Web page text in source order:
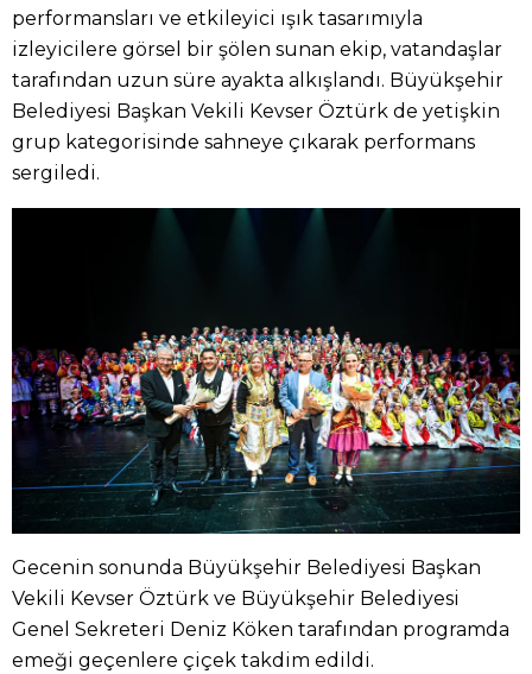
performansları ve etkileyici ışık tasarımıyla
izleyicilere görsel bir şölen sunan ekip, vatandaşlar
tarafından uzun süre ayakta alkışlandı. Büyükşehir
Belediyesi Başkan Vekili Kevser Öztürk de yetişkin
grup kategorisinde sahneye çıkarak performans
sergiledi.
Gecenin sonunda Büyükşehir Belediyesi Başkan
Vekili Kevser Öztürk ve Büyükşehir Belediyesi
Genel Sekreteri Deniz Köken tarafından programda
emeği geçenlere çiçek takdim edildi.